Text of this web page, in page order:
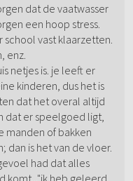
dat de vaatwasser
een hoop stress.
vast klaarzetten.
enz.
netjes is. je leeft er
kinderen, dus het is
dat het overal altijd
dat er speelgoed ligt,
manden of bakken
dan is het van de vloer.
had dat alles
komt..."ik heb geleerd